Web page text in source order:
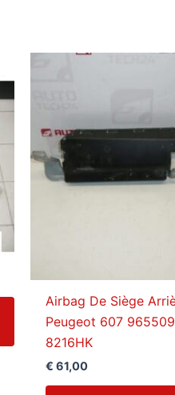
Airbag De Siège
Peugeot 607
8216HK
€ 61,00